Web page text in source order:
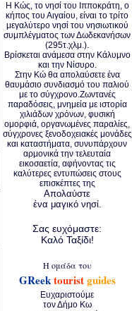
Η Κώς, το νησί του Ιπποκράτη, ο
κήπος του Αιγαίου, είναι το τρίτο
μεγαλύτερο νησί του νησιωτικού
συμπλέγματος των Δωδεκανήσων
(295τ.χλμ.).
Βρίσκεται ανάμεσα στην Κάλυμνο
και την Νίσυρο.
Στην Κώ θα απολαύσετε ένα
θαυμάσιο συνδιασμό του παλιού
με το σύγχρονο.Ζωντανές
παραδόσεις, μνημεία με ιστορία
χιλιάδων χρόνων, φυσική
ομορφιά, οργανωμένες παραλίες,
σύγχρονες ξενοδοχειακές μονάδες
και καταστήματα, συνυπάρχουν
αρμονικά την τελευταία
εικοσαετία, αφήνοντας τις
καλύτερες εντυπώσεις στους
επισκέπτες της
Απολαύστε
ένα μαγικό νησί.
Σας ευχόμαστε:
Καλό Ταξίδι!
Η ομάδα του
GReektouristguides
Ευχαριστούμε
τον Δήμο Κω